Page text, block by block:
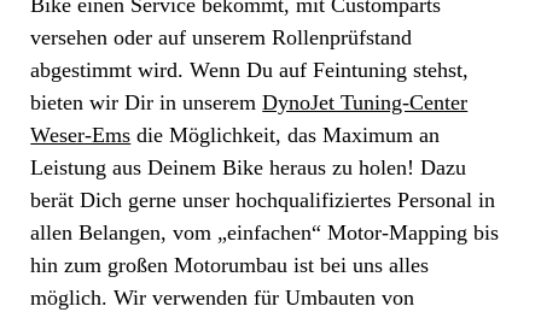
Bike einen Service bekommt, mit Customparts
versehen oder auf unserem Rollenprüfstand
abgestimmt wird. Wenn Du auf Feintuning stehst,
bieten wir Dir in unseremDynoJet Tuning-Center
Weser-Ems die Möglichkeit, das Maximum an
Leistung aus Deinem Bike heraus zu holen! Dazu
berät Dich gerne unser hochqualifiziertes Personal in
allen Belangen, vom „einfachen“ Motor-Mapping bis
hin zum großen Motorumbau ist bei uns alles
möglich. Wir verwenden für Umbauten von